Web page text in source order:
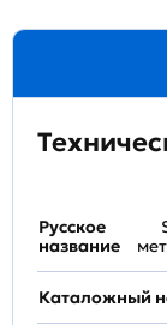
Русское
название
Каталожный